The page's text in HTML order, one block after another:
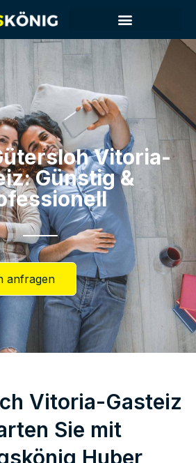
Vitoria-
Günstig &
anfragen
Vitoria-Gasteiz
Sie mit
Huber